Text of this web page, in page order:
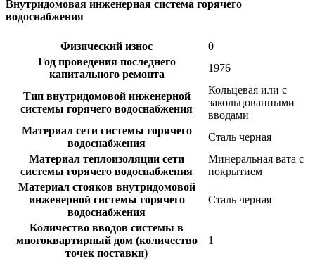
Внутридомовая инженерная система горячего
водоснабжения
Физический износ
0
Год проведения последнего
капитального ремонта
1976
Тип внутридомовой инженерной
системы горячего водоснабжения
Кольцевая или с
закольцованными
вводами
Материал сети системы горячего
водоснабжения
Сталь черная
Материал теплоизоляции сети
системы горячего водоснабжения
Минеральная вата с
покрытием
Материал стояков внутридомовой
инженерной системы горячего
водоснабжения
Сталь черная
Количество вводов системы в
многоквартирный дом (количество
точек поставки)
1